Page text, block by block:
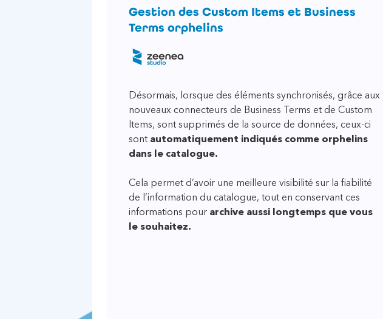
Gestion des Custom Items et Business
Terms orphelins
Désormais, lorsque des éléments synchronisés, grâce aux
nouveaux connecteurs de Business Terms et de Custom
Items, sont supprimés de la source de données, ceux-ci
sont automatiquement indiqués comme orphelins
dans le catalogue.
Cela permet d’avoir une meilleure visibilité sur la fiabilité
de l’information du catalogue, tout en conservant ces
informations pour archive aussi longtemps que vous
le souhaitez.